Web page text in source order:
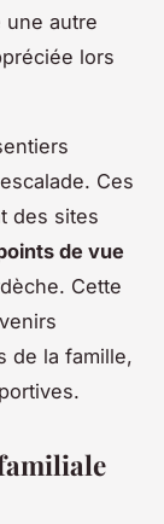
autre
lors
Ces
des sites
de vue
Cette
de la famille,